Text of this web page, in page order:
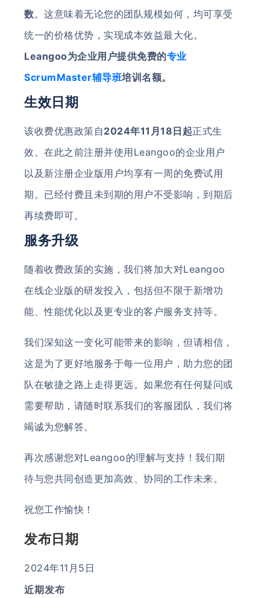
数。这意味着无论您的团队规模如何，均可享受
统一的价格优势，实现成本效益最大化。
Leangoo为企业用户提供免费的专业
ScrumMaster辅导班培训名额。
生效日期
该收费优惠政策自2024年11月18日起正式生
效。在此之前注册并使用Leangoo的企业用户
以及新注册企业版用户均享有一周的免费试用
期。已经付费且未到期的用户不受影响，到期后
再续费即可。
服务升级
随着收费政策的实施，我们将加大对Leangoo
在线企业版的研发投入，包括但不限于新增功
能、性能优化以及更专业的客户服务支持等。
我们深知这一变化可能带来的影响，但请相信，
这是为了更好地服务于每一位用户，助力您的团
队在敏捷之路上走得更远。如果您有任何疑问或
需要帮助，请随时联系我们的客服团队，我们将
竭诚为您解答。
再次感谢您对Leangoo的理解与支持！我们期
待与您共同创造更加高效、协同的工作未来。
祝您工作愉快！
发布日期
2024年11月5日
近期发布